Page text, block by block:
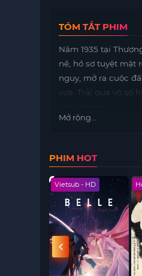
TÓM TẮT PHIM
Năm 1935 tại
nề, hồ sơ tuyệt mật
nguy, mở ra cuộc
xưa. Trải qua vô số
Mở rộng...
PHIM HOT
Vietsub - HD